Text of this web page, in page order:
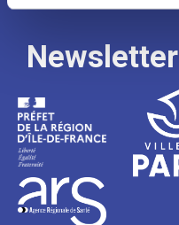
Newsletter